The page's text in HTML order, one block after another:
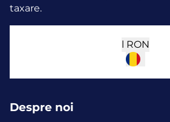
taxare.
l RON
Despre noi